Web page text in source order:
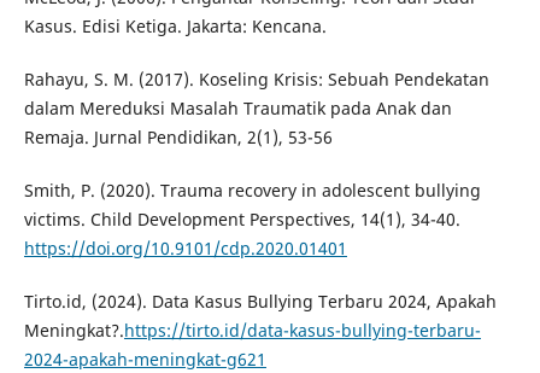
Kasus. Edisi Ketiga. Jakarta: Kencana.
Rahayu, S. M. (2017). Koseling Krisis: Sebuah Pendekatan
dalam Mereduksi Masalah Traumatik pada Anak dan
Remaja. Jurnal Pendidikan, 2(1), 53-56
Smith, P. (2020). Trauma recovery in adolescent bullying
victims. Child Development Perspectives, 14(1), 34-40.
https://doi.org/10.9101/cdp.2020.01401
Tirto.id, (2024). Data Kasus Bullying Terbaru 2024, Apakah
Meningkat?.https://tirto.id/data-kasus-bullying-terbaru-
2024-apakah-meningkat-g621